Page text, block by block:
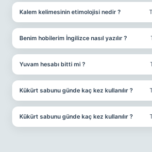
Kalem kelimesinin etimolojisi nedir ?
Benim hobilerim İngilizce nasıl yazılır ?
Yuvam hesabı bitti mi ?
Kükürt sabunu günde kaç kez kullanılır ?
Kükürt sabunu günde kaç kez kullanılır ?